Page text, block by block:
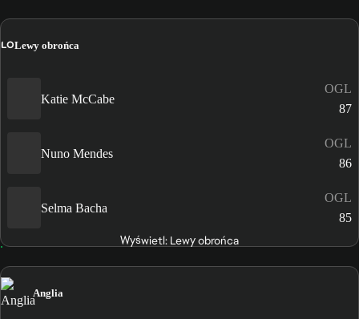
LOLewy obrońca
Katie McCabe
OGL
87
Nuno Mendes
OGL
86
Selma Bacha
OGL
85
Wyświetl: Lewy obrońca
Anglia